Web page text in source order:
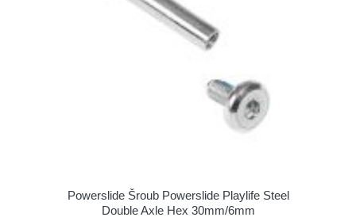
Powerslide Šroub Powerslide Playlife Steel
Double Axle Hex 30mm/6mm